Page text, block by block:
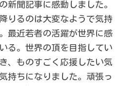
新聞記事に感動しました。
りるのは大変なようで気持
最近若者の活躍が世界に感
る。世界の頂を目指してい
、ものすごく応援したい気
持ちになりました。頑張っ